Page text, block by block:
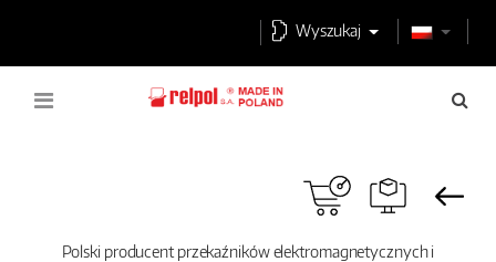
Wyszukaj
Polski producent przekaźników elektromagnetycznych i